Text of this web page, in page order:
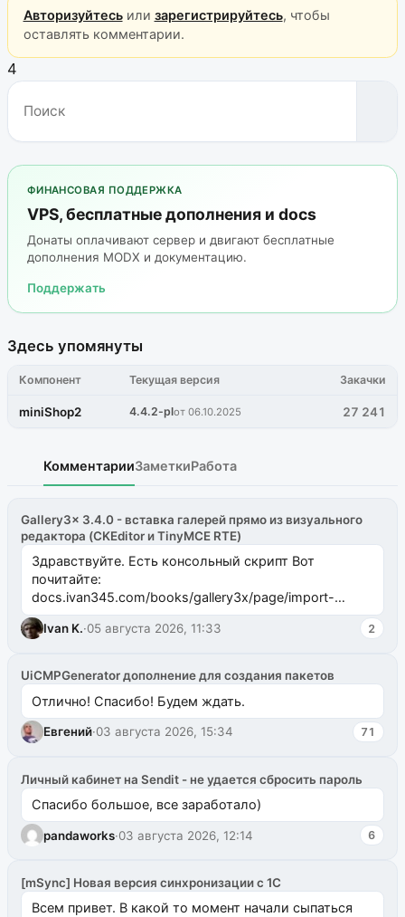
Авторизуйтесьили зарегистрируйтесь, чтобы
оставлять комментарии.
4
ФИНАНСОВАЯ ПОДДЕРЖКА
VPS, бесплатные дополнения и docs
Донаты оплачивают сервер и двигают бесплатные
дополнения MODX и документацию.
Поддержать
Здесь упомянуты
Компонент Текущая версия Закачки
miniShop2 4.4.2-plот 06.10.2025 27 241
КомментарииЗаметкиРабота
Gallery3x 3.4.0 - вставка галерей прямо из визуального
редактора (CKEditor и TinyMCE RTE)
Здравствуйте. Есть консольный скрипт Вот
почитайте:
docs.ivan345.com/books/gallery3x/page/import-
ms2galleryphp
Ivan K.·05 августа 2026, 11:33 2
UiCMPGenerator дополнение для создания пакетов
Отлично! Спасибо! Будем ждать.
Евгений·03 августа 2026, 15:34 71
Личный кабинет на Sendit - не удается сбросить пароль
Спасибо большое, все заработало)
pandaworks·03 августа 2026, 12:14 6
[mSync] Новая версия синхронизации с 1С
Всем привет. В какой то момент начали сыпаться